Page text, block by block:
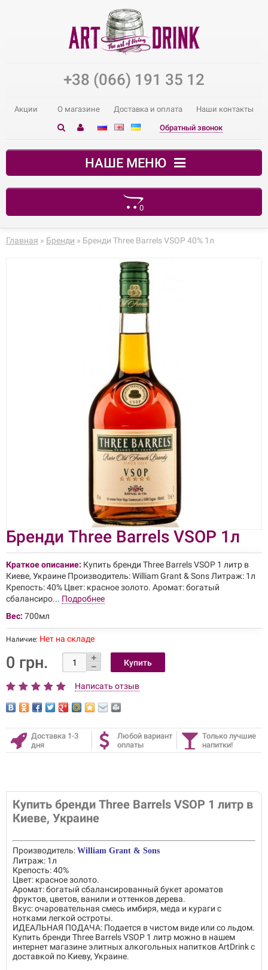
+38 (066) 191 35 12
Акции О магазине Доставка и оплата Наши контакты
Обратный звонок
НАШЕ МЕНЮ
0
В корзине пусто!
Главная » Бренди » Бренди Three Barrels VSOP 40% 1л
Бренди Three Barrels VSOP 1л
Краткое описание: Купить бренди Three Barrels VSOP 1 литр в
Киеве, Украине Производитель: William Grant & Sons Литраж: 1л
Крепость: 40% Цвет: красное золото. Аромат: богатый
сбалансиро... Подробнее
Вес: 700мл
Наличие: Нет на складе
0 грн.
Написать отзыв
Доставка 1-3
дня
Любой вариант
оплаты
Только лучшие
напитки!
Купить бренди Three Barrels VSOP 1 литр в
Киеве, Украине
Производитель: William Grant & Sons
Литраж: 1л
Крепость: 40%
Цвет: красное золото.
Аромат: богатый сбалансированный букет ароматов
фруктов, цветов, ванили и оттенков дерева.
Вкус: очаровательная смесь имбиря, меда и кураги с
нотками легкой остроты.
ИДЕАЛЬНАЯ ПОДАЧА: Подается в чистом виде или со льдом.
Купить бренди Three Barrels VSOP 1 литр можно в нашем
интернет магазине элитных алкогольных напитков ArtDrink с
доставкой по Киеву, Украине.